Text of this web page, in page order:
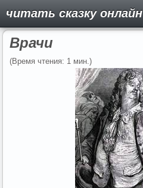
читать сказку онлайн
Врачи
(Время чтения: 1 мин.)